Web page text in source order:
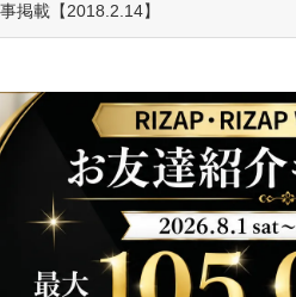
掲載【2018.2.14】